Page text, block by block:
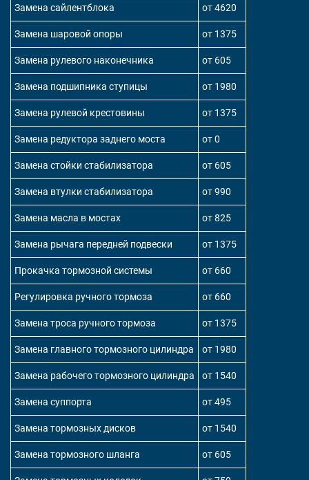
Замена сайлентблока от 4620
Замена шаровой опоры от 1375
Замена рулевого наконечника от 605
Замена подшипника ступицы от 1980
Замена рулевой крестовины от 1375
Замена редуктора заднего моста от 0
Замена стойки стабилизатора от 605
Замена втулки стабилизатора от 990
Замена масла в мостах от 825
Замена рычага передней подвески от 1375
Прокачка тормозной системы от 660
Регулировка ручного тормоза от 660
Замена троса ручного тормоза от 1375
Замена главного тормозного цилиндра от 1980
Замена рабочего тормозного цилиндра от 1540
Замена суппорта от 495
Замена тормозных дисков от 1540
Замена тормозного шланга от 605